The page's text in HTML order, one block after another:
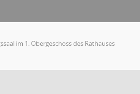
im 1. Obergeschoss des Rathauses